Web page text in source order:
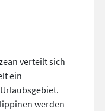
verteilt sich
ein
werden